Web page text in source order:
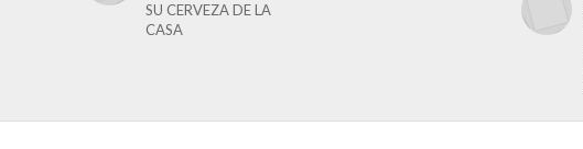
SU CERVEZA DE LA
CASA